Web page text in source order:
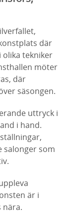
där
olika tekniker
möter
där
säsongen.
uttryck i
i hand.
som
är i
nära.